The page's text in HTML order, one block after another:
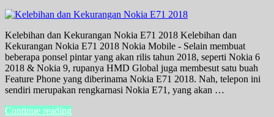
Kelebihan dan Kekurangan Nokia E71 2018 Kelebihan dan
Kekurangan Nokia E71 2018 Nokia Mobile - Selain membuat
beberapa ponsel pintar yang akan rilis tahun 2018, seperti Nokia 6
2018 & Nokia 9, rupanya HMD Global juga membesut satu buah
Feature Phone yang diberinama Nokia E71 2018. Nah, telepon ini
sendiri merupakan rengkarnasi Nokia E71, yang akan …
Continue reading